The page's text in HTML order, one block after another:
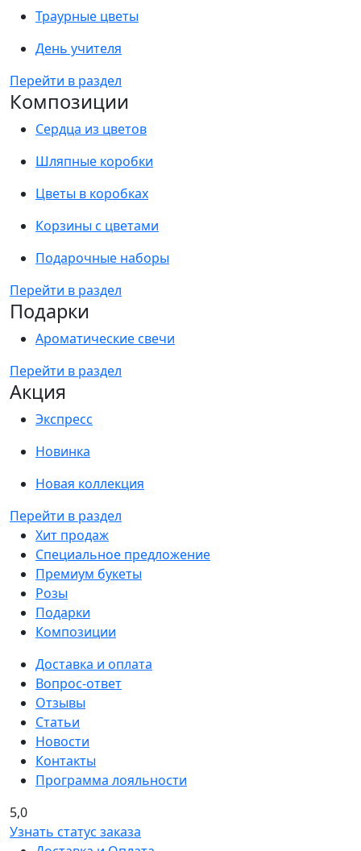
Траурные цветы
День учителя
Перейти в раздел
Композиции
Сердца из цветов
Шляпные коробки
Цветы в коробках
Корзины с цветами
Подарочные наборы
Перейти в раздел
Подарки
Ароматические свечи
Перейти в раздел
Акция
Экспресс
Новинка
Новая коллекция
Перейти в раздел
Хит продаж
Специальное предложение
Премиум букеты
Розы
Подарки
Композиции
Доставка и оплата
Вопрос-ответ
Отзывы
Статьи
Новости
Контакты
Программа лояльности
5,0
Узнать статус заказа